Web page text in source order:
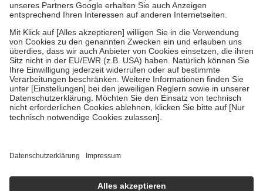
Bei Heilmitteln und häuslicher Krankenpflege beträgt die
Zuzahlung zehn Prozent der Kosten sowie zehn Euro je
Verordnung.
Um das Engagement der Versicherten für ihre eigene Gesundheit zu
stärken und die besondere Stellung der Familie zu unterstützen,
fallenkeine Zuzahlungenan bei:
• Kindern und Jugendlichen bis zum vollendeten 18. Lebensjahr
mit Ausnahme der Fahrkosten
• Untersuchungen zur Vorsorge und Früherkennung, die von der
GKV getragen werden
Einholung von Bewertungen. Trusted Shops hat Maßnahmen
getroffen, um sicherzustellen, dass es sich um echte Bewertungen